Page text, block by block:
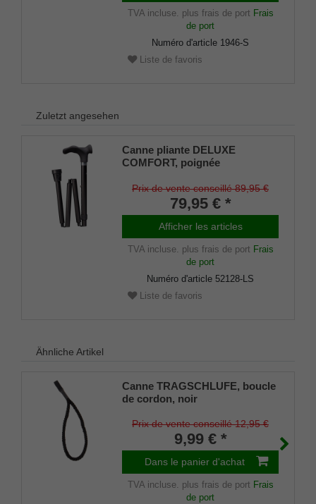
TVA incluse. plus frais de port Frais
de port
Numéro d'article 1946-S
Liste de favoris
Zuletzt angesehen
Canne pliante DELUXE
COMFORT, poignée
canne en métal léger stable,
noir mat, hauteur réglable,
amortisseur en caoutchouc,
droite/gauche
Prix de vente conseillé 89,95 €
79,95 € *
Afficher les articles
TVA incluse. plus frais de port Frais
de port
Numéro d'article 52128-LS
Liste de favoris
Ähnliche Artikel
Canne TRAGSCHLUFE, boucle
de cordon, noir
Prix de vente conseillé 12,95 €
9,99 € *
Dans le panier d'achat
TVA incluse. plus frais de port Frais
de port